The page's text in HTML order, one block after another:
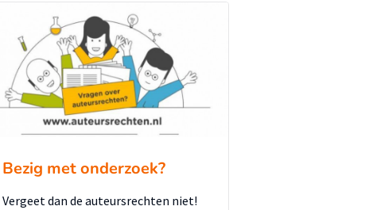
Bezig met onderzoek?
Vergeet dan de auteursrechten niet!